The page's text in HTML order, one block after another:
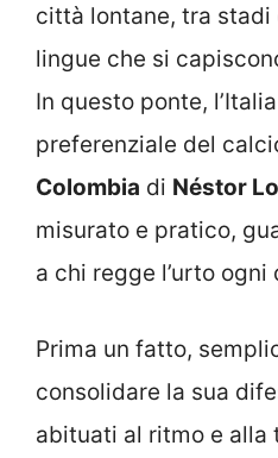
città lontane, tra stadi
lingue che si
In questo ponte,
preferenziale del
Colombia di Néstor
misurato e pratico,
a chi regge l’urto
Prima un fatto,
consolidare la sua
abituati al ritmo e alla